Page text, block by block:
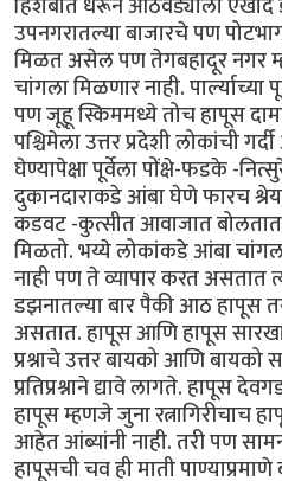
उपनगरातल्या बाजारचे पण
मिळत असेल पण तेगबहादूर नगर
चांगला मिळणार नाही.
पण जूहू स्किममध्ये तोच हापूस
पश्चिमेला उत्तर प्रदेशी लोकांची
घेण्यापेक्षा पूर्वेला पोंक्षे-फडके -
दुकानदाराकडे आंबा घेणे फारच
कडवट -कुत्सीत आवाजात
मिळतो. भय्ये लोकांकडे आंबा
नाही पण ते व्यापार करत असतात
डझनातल्या बार पैकी आठ हापूस
असतात. हापूस आणि हापूस सारखा
प्रश्नाचे उत्तर बायको आणि
प्रतिप्रश्नाने द्यावे लागते. हापूस
हापूस म्हणजे जुना
आहेत आंब्यांनी नाही. तरी पण
हापूसची चव ही माती